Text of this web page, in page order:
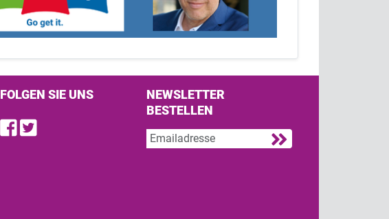
FOLGEN SIE UNS
Find us on Facebook
Follow us on Twitter
NEWSLETTER
BESTELLEN